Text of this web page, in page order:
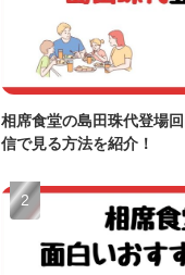
相席食堂の島田珠代登場
信で見る方法を紹介！